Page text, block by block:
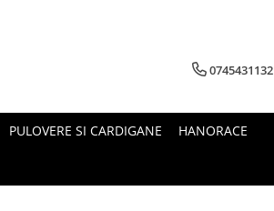
0745431132
PULOVERE SI CARDIGANE HANORACE